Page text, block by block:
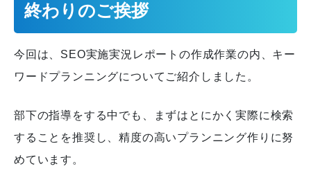
終わりのご挨拶
今回は、SEO実施実況レポートの作成作業の内、キー
ワードプランニングについてご紹介しました。
部下の指導をする中でも、まずはとにかく実際に検索
することを推奨し、精度の高いプランニング作りに努
めています。